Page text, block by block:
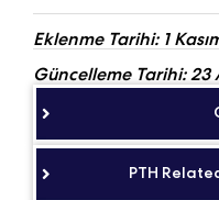
Eklenme Tarihi: 1
Güncelleme Tarihi: 23
PTH